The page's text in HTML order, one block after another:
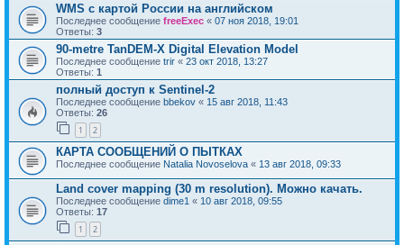
WMS с картой России на английском
Последнее сообщение freeExec « 07 ноя 2018, 19:01
Ответы: 3
90-metre TanDEM-X Digital Elevation Model
Последнее сообщение trir « 23 окт 2018, 13:27
Ответы: 1
полный доступ к Sentinel-2
Последнее сообщение bbekov « 15 авг 2018, 11:43
Ответы: 26
1 2
КАРТА СООБЩЕНИЙ О ПЫТКАХ
Последнее сообщение Natalia Novoselova « 13 авг 2018, 09:33
Land cover mapping (30 m resolution). Можно качать.
Последнее сообщение dime1 « 10 авг 2018, 09:55
Ответы: 17
1 2